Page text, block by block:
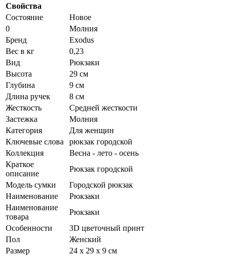
Свойства
Состояние
Новое
0
Молния
Бренд
Exodus
Вес в кг
0,23
Вид
Рюкзаки
Высота
29 см
Глубина
9 см
Длина ручек
8 см
Жесткость
Средней жесткости
Застежка
Молния
Категория
Для женщин
Ключевые слова
рюкзак городской
Коллекция
Весна - лето - осень
Краткое
описание
Рюкзак городской
Модель сумки
Городской рюкзак
Наименование
Рюкзаки
Наименование
товара
Рюкзаки
Особенности
3D цветочный принт
Пол
Женский
Размер
24 х 29 х 9 см